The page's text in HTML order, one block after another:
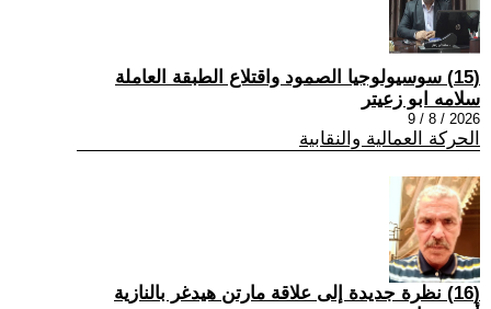
(15) سوسيولوجيا الصمود واقتلاع الطبقة العاملة
سلامه ابو زعيتر
2026 / 8 / 9
الحركة العمالية والنقابية
(16) نظرة جديدة إلى علاقة مارتن هيدغر بالنازية